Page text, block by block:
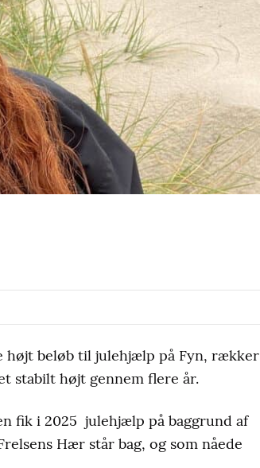
højt beløb til julehjælp på Fyn, rækker
stabilt højt gennem flere år.
fik i 2025 julehjælp på baggrund af
Hær står bag, og som nåede